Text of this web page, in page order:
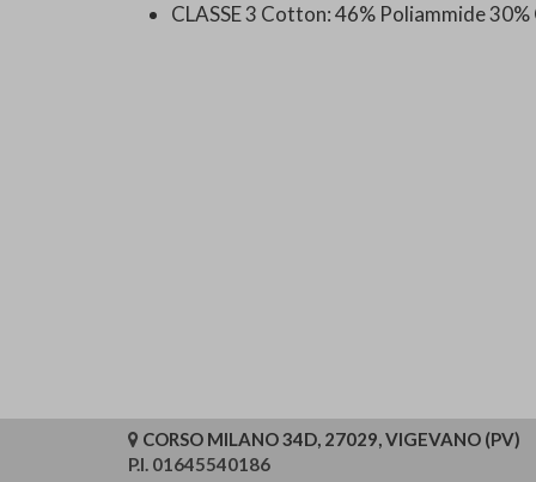
CLASSE 3 Cotton: 46% Poliammide
CORSO MILANO 34D, 27029, VIGEVANO (PV)
P.I. 01645540186